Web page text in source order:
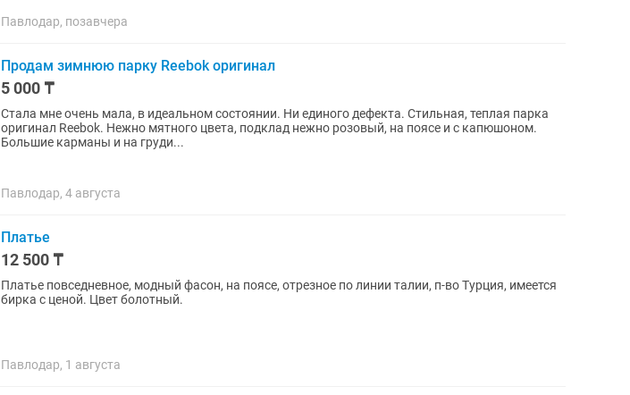
Павлодар, позавчера
Продам зимнюю парку Reebok оригинал
5 000 ₸
Стала мне очень мала, в идеальном состоянии. Ни единого дефекта. Стильная, теплая парка
оригинал Reebok. Нежно мятного цвета, подклад нежно розовый, на поясе и с капюшоном.
Большие карманы и на груди...
Павлодар, 4 августа
Платье
12 500 ₸
Платье повседневное, модный фасон, на поясе, отрезное по линии талии, п-во Турция, имеется
бирка с ценой. Цвет болотный.
Павлодар, 1 августа